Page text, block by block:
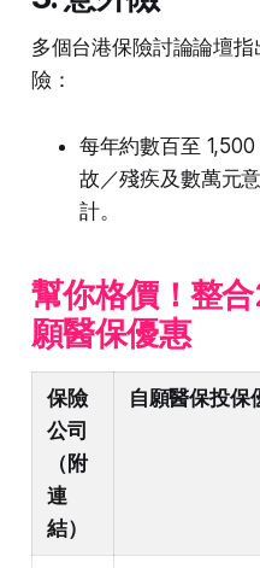
多個台港保險討論論壇
險：
每年約數百至
故／殘疾及數萬元
計。
幫你格價！整
願醫保優惠
保險
公司
（附
連
結）
自願醫保投保